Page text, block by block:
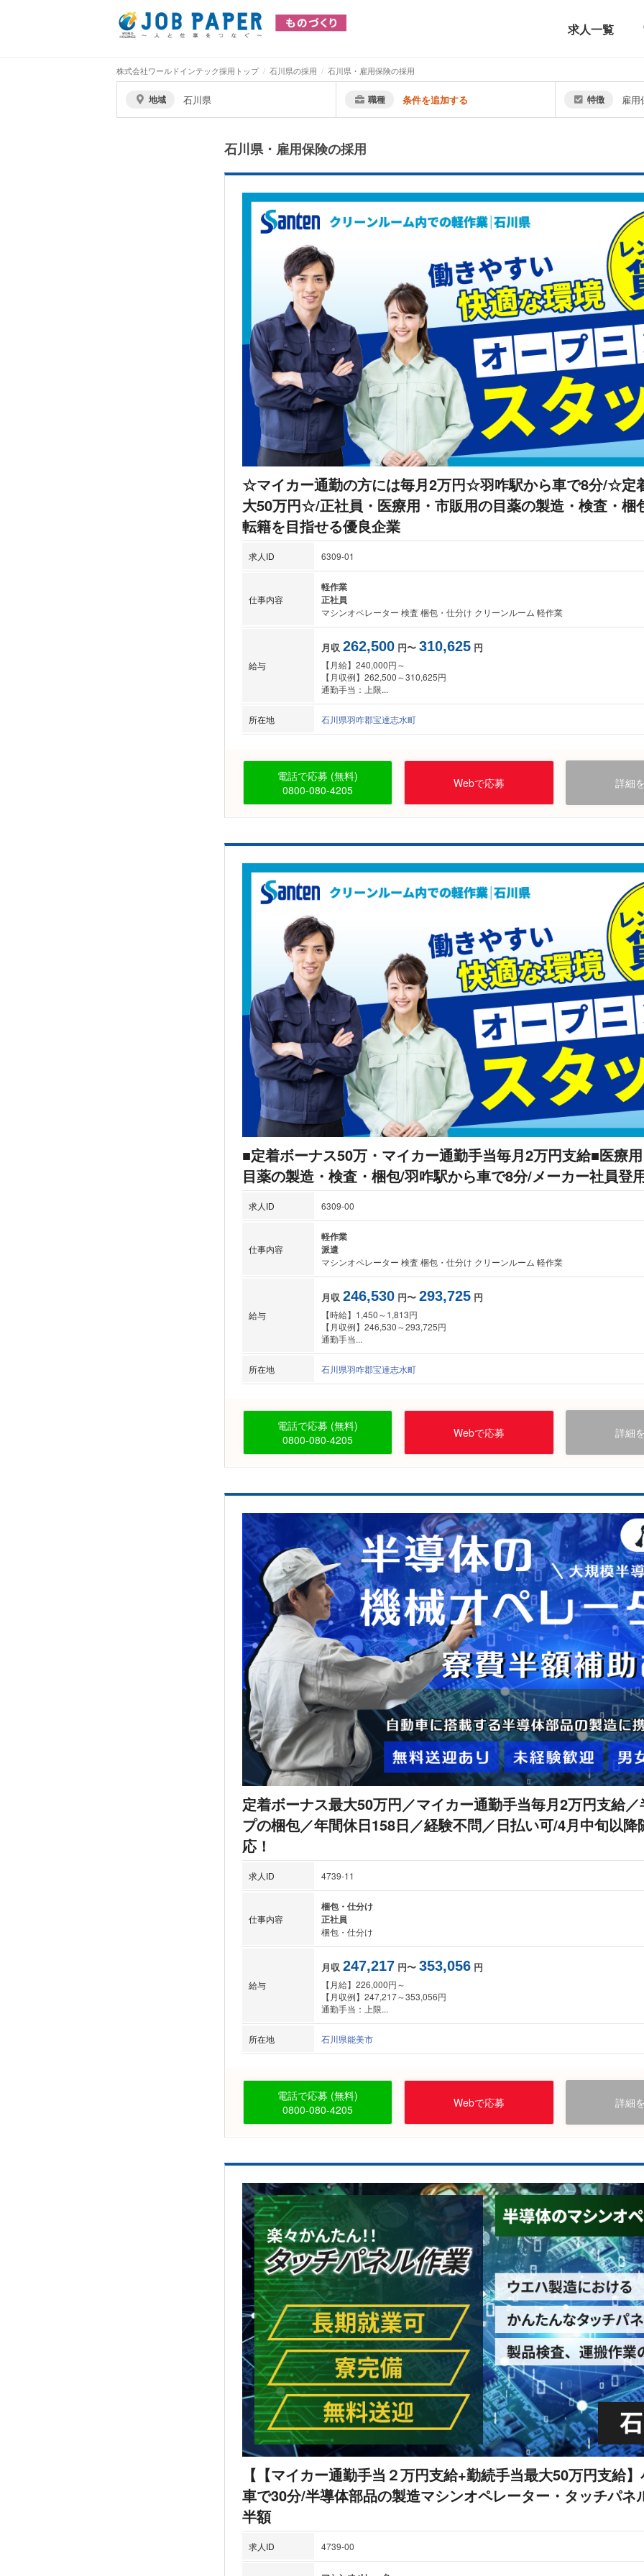
求人一覧
株式会社ワールドインテック採用トップ 石川県の採用 石川県・雇用保険の採用
地域 石川県 職種 条件を追加する 特徴 雇用
石川県・雇用保険の採用
☆マイカー通勤の方には毎月2万円☆羽咋駅から車で8分/☆定
大50万円☆/正社員・医療用・市販用の目薬の製造・検査・梱
転籍を目指せる優良企業
求人ID 6309-01
仕事内容
軽作業
正社員
マシンオペレーター 検査 梱包・仕分け クリーンルーム 軽作業
給与
月収 262,500 円〜 310,625 円
【月給】240,000円～
【月収例】262,500～310,625円
通勤手当：上限...
所在地 石川県羽咋郡宝達志水町
電話で応募 (無料)
0800-080-4205
Webで応募 詳細
■定着ボーナス50万・マイカー通勤手当毎月2万円支給■医療
目薬の製造・検査・梱包/羽咋駅から車で8分/メーカー社員登
求人ID 6309-00
仕事内容
軽作業
派遣
マシンオペレーター 検査 梱包・仕分け クリーンルーム 軽作業
給与
月収 246,530 円〜 293,725 円
【時給】1,450～1,813円
【月収例】246,530～293,725円
通勤手当...
所在地 石川県羽咋郡宝達志水町
電話で応募 (無料)
0800-080-4205
Webで応募 詳細
定着ボーナス最大50万円／マイカー通勤手当毎月2万円支給
プの梱包／年間休日158日／経験不問／日払い可/4月中旬以降
応！
求人ID 4739-11
仕事内容
梱包・仕分け
正社員
梱包・仕分け
給与
月収 247,217 円〜 353,056 円
【月給】226,000円～
【月収例】247,217～353,056円
通勤手当：上限...
所在地 石川県能美市
電話で応募 (無料)
0800-080-4205
Webで応募 詳細
【【マイカー通勤手当２万円支給+勤続手当最大50万円支給
車で30分/半導体部品の製造マシンオペレーター・タッチパネ
半額
求人ID 4739-00